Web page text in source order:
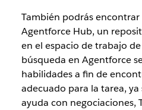
También podrás
Agentforce Hub, un
en el espacio de trabajo
búsqueda en Agentforce
habilidades a fin de
adecuado para la tarea,
ayuda con negociaciones,